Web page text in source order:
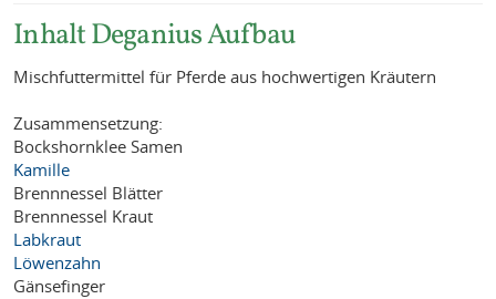
Inhalt Deganius Aufbau
Mischfuttermittel für Pferde aus hochwertigen Kräutern
Zusammensetzung:
Bockshornklee Samen
Kamille
Brennnessel Blätter
Brennnessel Kraut
Labkraut
Löwenzahn
Gänsefinger